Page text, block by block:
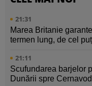
21:31
Marea Britanie
termen lung, de cel
21:11
Scufundarea barjelor
Dunării spre